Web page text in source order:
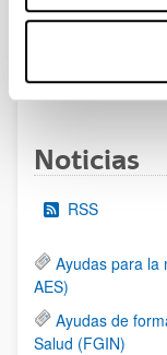
al 30/07/2026
Noticias
RSS
Ayudas para la
AES)
Ayudas de
Salud (FGIN)